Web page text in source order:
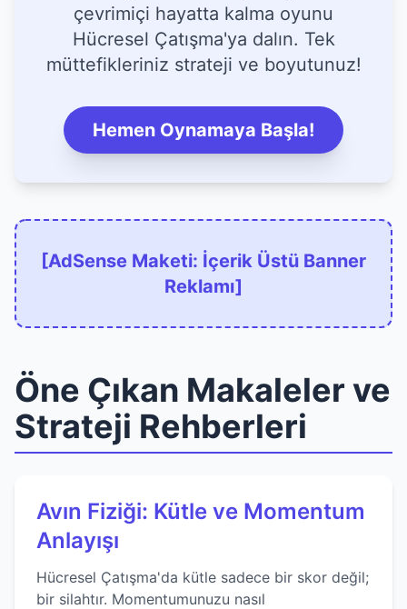
çevrimiçi hayatta kalma oyunu
Hücresel Çatışma'ya dalın. Tek
müttefikleriniz strateji ve boyutunuz!
Hemen Oynamaya Başla!
[AdSense Maketi: İçerik Üstü Banner
Reklamı]
Öne Çıkan Makaleler ve
Strateji Rehberleri
Avın Fiziği: Kütle ve Momentum
Anlayışı
Hücresel Çatışma'da kütle sadece bir skor değil;
bir silahtır. Momentumunuzu nasıl